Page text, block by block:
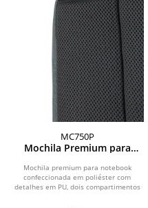
MC750P
Mochila Premium para
Mochila premium para notebook
confeccionada em poliéster com
detalhes em PU, dois compartimentos